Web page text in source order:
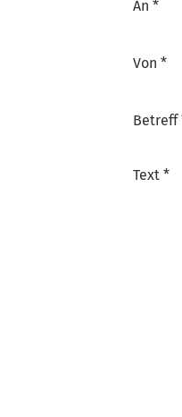
An *
Von *
Betreff
Text *